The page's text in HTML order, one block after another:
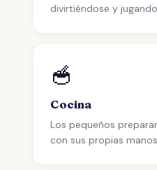
divirtiéndose y
🥣
Cocina
Los pequeños
con sus propias